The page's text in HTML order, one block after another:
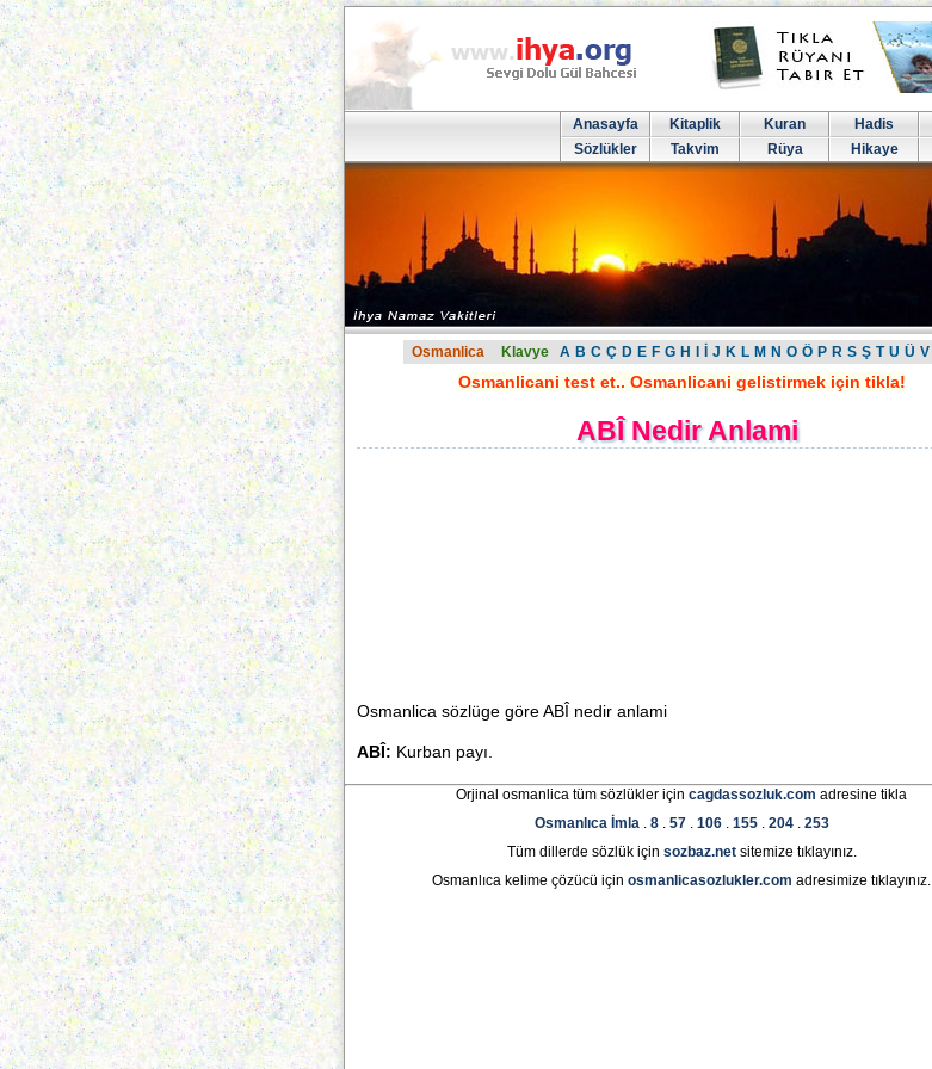
Anasayfa Kitaplik Kuran Hadis
Sözlükler
Takvim Rüya Hikaye
Osmanlica Klavye A B C Ç D E F G H J K L M N O Ö P R S Ş T U Ü V
Osmanlicani test et.. Osmanlicani gelistirmek için tikla!
ABÎ Nedir Anlami
Osmanlica sözlüge göre ABÎ nedir anlami
ABÎ: Kurban payı.
Orjinal osmanlica tüm sözlükler için cagdassozluk.com adresine tikla
Osmanlıca İmla. 8. 57. 106. 155. 204. 253
Tüm dillerde sözlük için sozbaz.netsitemize tıklayınız.
Osmanlıca kelime çözücü için osmanlicasozlukler.com adresimize tıklayınız.